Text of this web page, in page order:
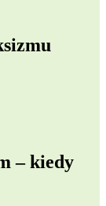
– kiedy